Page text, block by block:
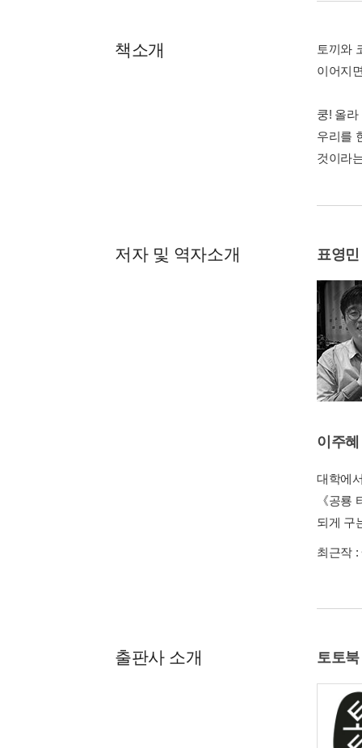
책소개
토끼와
이어지
쿵! 올
우리를
것이라
저자 및 역자소개 표영민
이주혜
대학에
《공룡
되게 구
최근작 :
출판사 소개 토토북